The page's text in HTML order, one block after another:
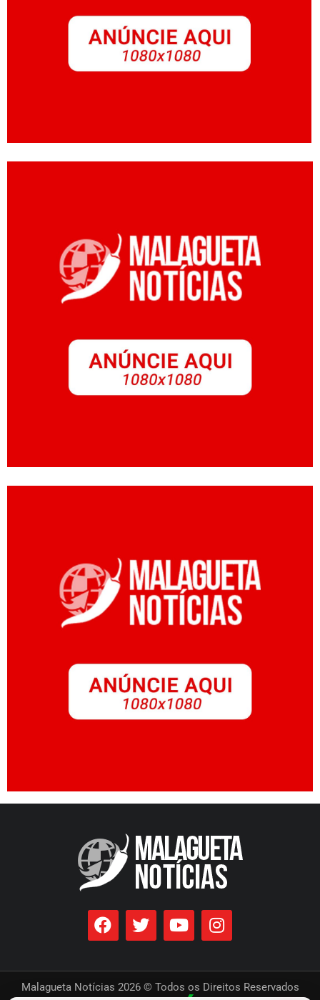
Malagueta Notícias 2026 © Todos os Direitos Reservados